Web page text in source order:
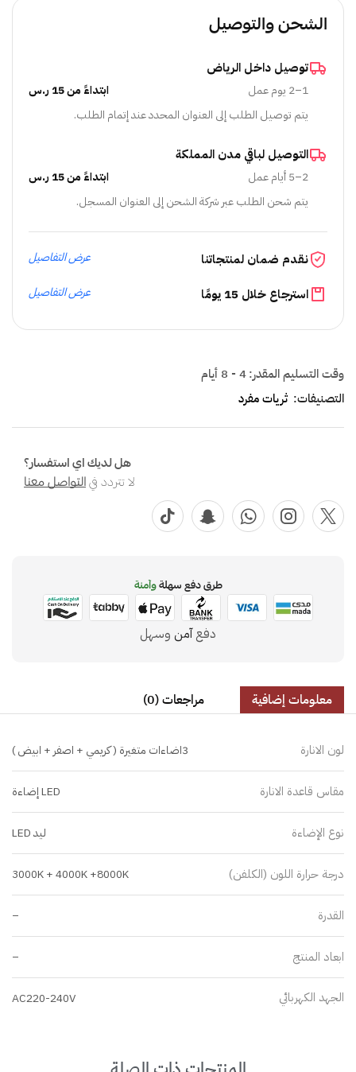
الشحن والتوصيل
توصيل داخل الرياض
1–2 يوم عمل
ابتداءً من 15 ر.س
يتم توصيل الطلب إلى العنوان المحدد عند إتمام الطلب.
التوصيل لباقي مدن المملكة
2–5 أيام عمل
ابتداءً من 15 ر.س
يتم شحن الطلب عبر شركة الشحن إلى العنوان المسجل.
نقدم ضمان لمنتجاتنا عرض التفاصيل
استرجاع خلال 15 يومًا عرض التفاصيل
وقت التسليم المقدر:4 - 8 أيام
التصنيفات: ثريات مفرد
هل لديك اي استفسار؟
لا تتردد فيالتواصل معنا
طرق دفع سهلةوآمنة
دفعآمن وسهل
معلومات إضافية مراجعات (0)
لون الانارة 3اضاءات متغيرة ( كريمي + اصفر + ابيض )
مقاس قاعدة الانارة LED إضاءة
نوع الإضاءة ليد LED
درجة حرارة اللون (الكلفن) 3000K + 4000K +8000K
القدرة –
ابعاد المنتج –
الجهد الكهربائي AC220-240V